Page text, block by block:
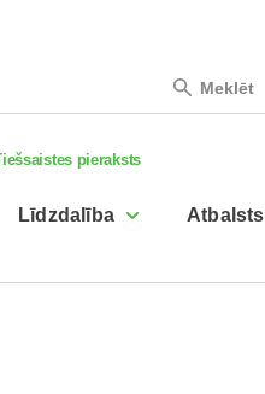
Meklēt
pieraksts
Līdzdalība Atbalsts